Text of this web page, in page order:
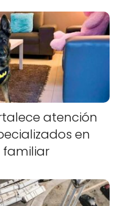
atención
en
familiar